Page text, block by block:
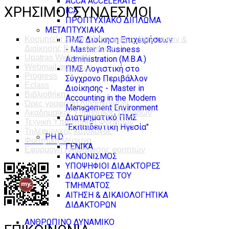
ICA
ΠΡΟΠΤΥΧΙΑΚΟ ΔΙΠΛΩΜΑ
ΜΕΤΑΠΤΥΧΙΑΚΑ
ΠΜΣ Διοίκηση Επιχειρήσεων
- Master in Business
Administration (M.B.A.)
ΠΜΣ Λογιστική στο
Σύγχρονο Περιβάλλον
Διοίκησης - Master in
Accounting in the Modern
Management Environment
Διατμηματικό ΠΜΣ
"Εκπαιδευτική Ηγεσία"
PH.D
ΓΕΝΙΚΑ
ΚΑΝΟΝΙΣΜΟΣ
ΥΠΟΨΗΦΙΟΙ ΔΙΔΑΚΤΟΡΕΣ
ΔΙΔΑΚΤΟΡΕΣ ΤΟΥ
ΤΜΗΜΑΤΟΣ
ΑΙΤΗΣΗ & ΔΙΚΑΙΟΛΟΓΗΤΙΚΑ
ΔΙΔΑΚΤΟΡΩΝ
ΑΝΘΡΩΠΙΝΟ ΔΥΝΑΜΙΚΟ
ΧΡΗΣΙΜΟΙ ΣΥΝΔΕΣΜΟΙ
Κοσμητεία Σχολή Οικονομικών Επιστημών &
Διοίκησης Επιχειρήσεων
Upatras Webmail
Webmail φοιτητών
Progress
Eclass
Βιβλιοθήκη
Ώρες γραφείου Διδασκόντων
Ακαδημαϊκός Σύμβουλος Σπουδών
Τεχνική Υποστήριξη Φοιτητών
Τηλεφωνικός κατάλογος
Φοιτητική Μέριμνα
Εφαρμογή ενημέρωσης φοιτητών